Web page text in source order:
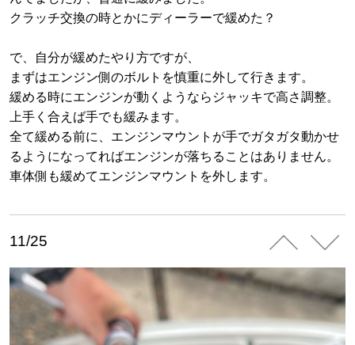
クラッチ交換の時とかにディーラーで緩めた？
で、自分が緩めたやり方ですが、
まずはエンジン側のボルトを慎重に外して行きます。
緩める時にエンジンが動くようならジャッキで高さ調整。
上手く合えば手でも緩みます。
全て緩める前に、エンジンマウントが手でガタガタ動かせ
るようになってればエンジンが落ちることはありません。
車体側も緩めてエンジンマウントを外します。
11/25